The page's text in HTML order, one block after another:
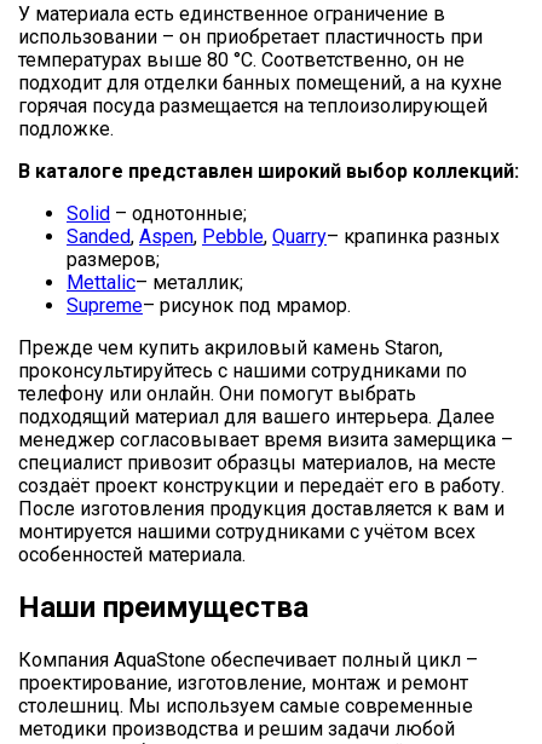
У материала есть единственное ограничение в
использовании – он приобретает пластичность при
температурах выше 80 °С. Соответственно, он не
подходит для отделки банных помещений, а на кухне
горячая посуда размещается на теплоизолирующей
подложке.
В каталоге представлен широкий выбор коллекций:
Solid – однотонные;
Sanded, Aspen, Pebble, Quarry– крапинка разных
размеров;
Mettalic– металлик;
Supreme– рисунок под мрамор.
Прежде чем купить акриловый камень Staron,
проконсультируйтесь с нашими сотрудниками по
телефону или онлайн. Они помогут выбрать
подходящий материал для вашего интерьера. Далее
менеджер согласовывает время визита замерщика –
специалист привозит образцы материалов, на месте
создаёт проект конструкции и передаёт его в работу.
После изготовления продукция доставляется к вам и
монтируется нашими сотрудниками с учётом всех
особенностей материала.
Наши преимущества
Компания AquaStone обеспечивает полный цикл –
проектирование, изготовление, монтаж и ремонт
столешниц. Мы используем самые современные
методики производства и решим задачи любой